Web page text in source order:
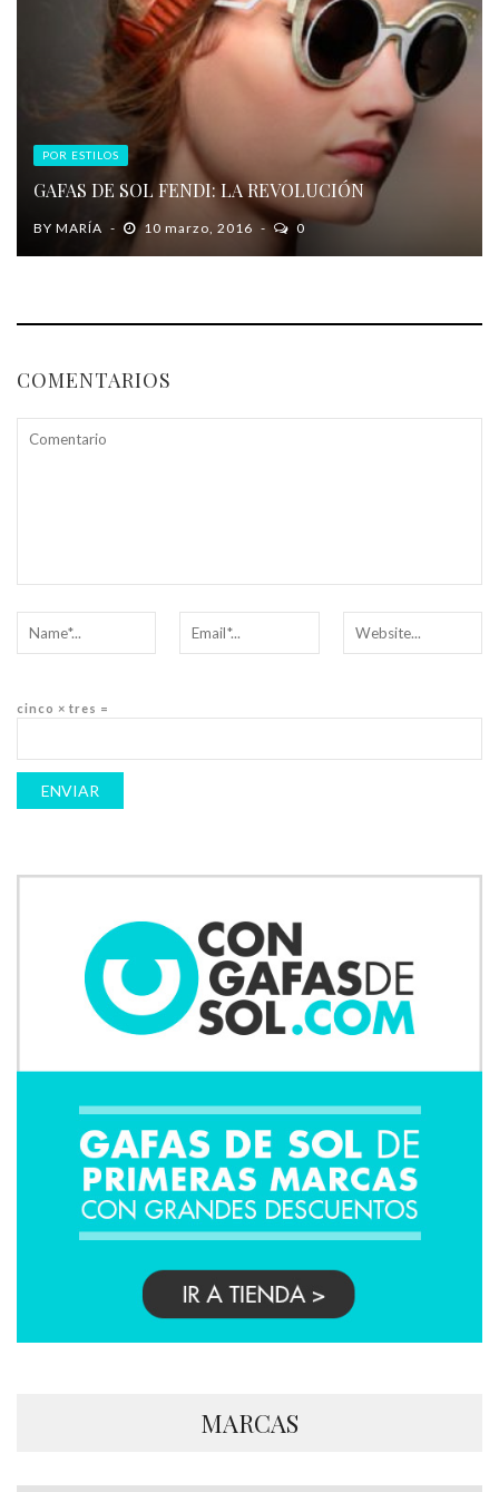
POR ESTILOS
GAFAS DE SOL FENDI: LA REVOLUCIÓN
BY MARÍA 10 marzo, 2016 0
COMENTARIOS
cinco × tres =
MARCAS